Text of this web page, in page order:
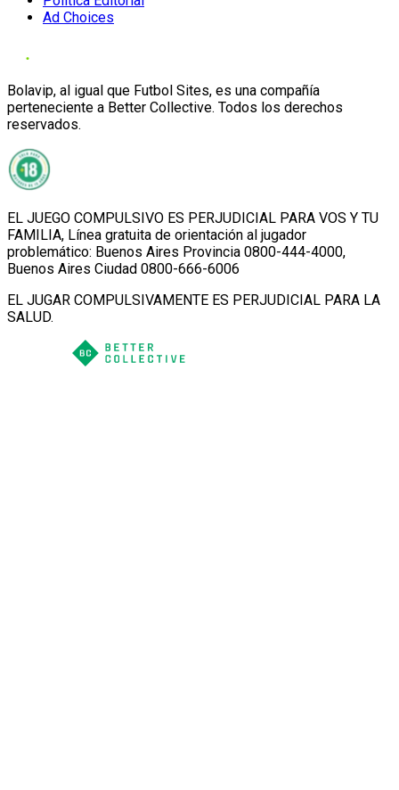
Ad Choices
Bolavip, al igual que Futbol Sites, es una compañía
perteneciente a Better Collective. Todos los derechos
reservados.
EL JUEGO COMPULSIVO ES PERJUDICIAL PARA VOS Y TU
FAMILIA, Línea gratuita de orientación al jugador
problemático: Buenos Aires Provincia 0800-444-4000,
Buenos Aires Ciudad 0800-666-6006
EL JUGAR COMPULSIVAMENTE ES PERJUDICIAL PARA LA
SALUD.